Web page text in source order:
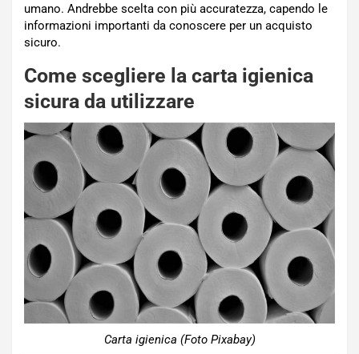
umano. Andrebbe scelta con più accuratezza, capendo le
informazioni importanti da conoscere per un acquisto
sicuro.
Come scegliere la carta igienica
sicura da utilizzare
Carta igienica (Foto Pixabay)